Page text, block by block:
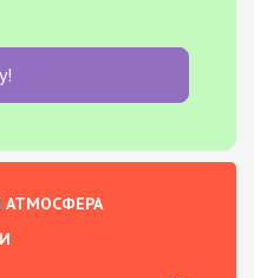
АТМОСФЕРА